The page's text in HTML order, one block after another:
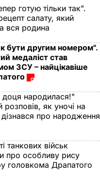
готую тільки так".
салату, який
вся родина
бути другим номером".
медаліст став
ЗСУ – найцікавіше
народилася!"
розповів, як уночі на
дізнався про народження
танкових військ
про особливу рису
головкома Драпатого